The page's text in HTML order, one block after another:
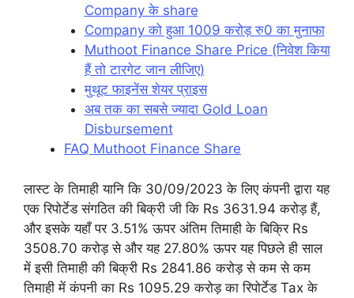
Company के share
Company को हुआ 1009 करोड़ रु0 का मुनाफा
Muthoot Finance Share Price (निवेश किया
हैं तो टारगेट जान लीजिए)
मुथूट फाइनेंस शेयर प्राइस
अब तक का सबसे ज्यादा Gold Loan
Disbursement
FAQ Muthoot Finance Share
लास्ट के तिमाही यानि कि 30/09/2023 के लिए कंपनी द्वारा यह
एक रिपोर्टेड संगठित की बिक्री जी कि Rs 3631.94 करोड़ हैं,
और इसके यहाँ पर 3.51% ऊपर अंतिम तिमाही के बिक्रि Rs
3508.70 करोड़ से और यह 27.80% ऊपर यह पिछले ही साल
में इसी तिमाही की बिक्री Rs 2841.86 करोड़ से कम से कम
तिमाही में कंपनी का Rs 1095.29 करोड़ का रिपोर्टेड Tax के